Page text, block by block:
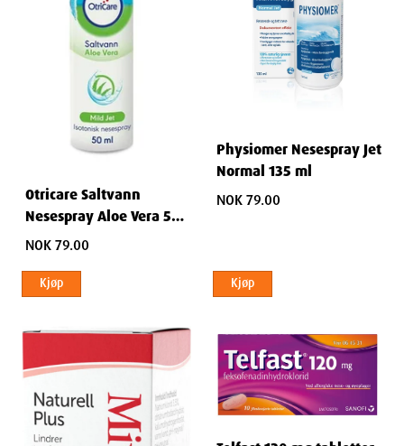
Otricare Saltvann
Nesespray Aloe Vera 50
ml
NOK 79.00
Kjøp
Physiomer Nesespray Jet
Normal 135 ml
NOK 79.00
Kjøp